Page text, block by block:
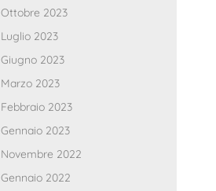
Ottobre 2023
Luglio 2023
Giugno 2023
Marzo 2023
Febbraio 2023
Gennaio 2023
Novembre 2022
Gennaio 2022